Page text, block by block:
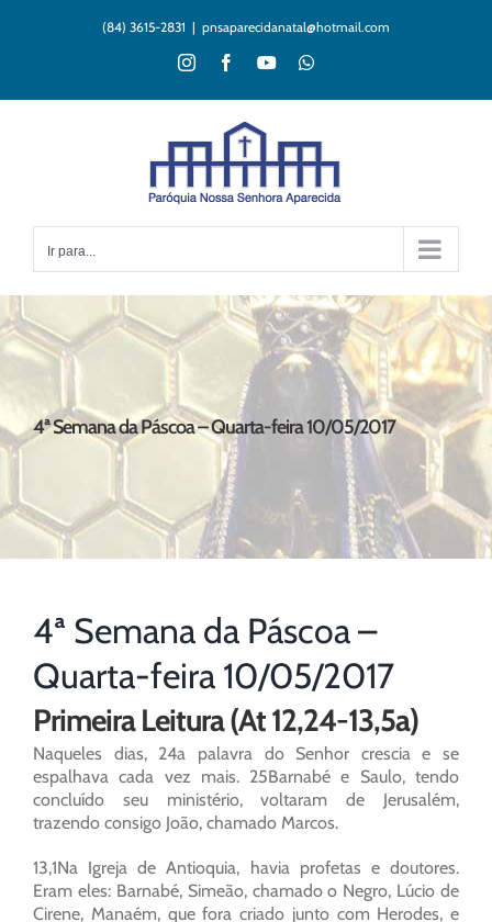
(84) 3615-2831 | pnsaparecidanatal@hotmail.com
InstagramFacebookYouTubeWhatsApp
Ir para...
4ª Semana da Páscoa – Quarta-feira 10/05/2017
4ª Semana da Páscoa –
Quarta-feira 10/05/2017
Primeira Leitura (At 12,24-13,5a)
Naqueles dias, 24a palavra do Senhor crescia e se
espalhava cada vez mais. 25Barnabé e Saulo, tendo
concluído seu ministério, voltaram de Jerusalém,
trazendo consigo João, chamado Marcos.
13,1Na Igreja de Antioquia, havia profetas e doutores.
Eram eles: Barnabé, Simeão, chamado o Negro, Lúcio de
Cirene, Manaém, que fora criado junto com Herodes, e